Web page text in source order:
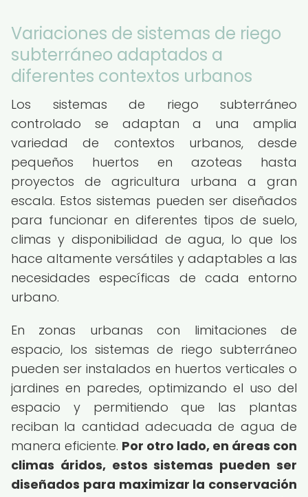
Variaciones de sistemas de riego
subterráneo adaptados a
diferentes contextos urbanos
Los sistemas de riego subterráneo
controlado se adaptan a una amplia
variedad de contextos urbanos, desde
pequeños huertos en azoteas hasta
proyectos de agricultura urbana a gran
escala. Estos sistemas pueden ser diseñados
para funcionar en diferentes tipos de suelo,
climas y disponibilidad de agua, lo que los
hace altamente versátiles y adaptables a las
necesidades específicas de cada entorno
urbano.
En zonas urbanas con limitaciones de
espacio, los sistemas de riego subterráneo
pueden ser instalados en huertos verticales o
jardines en paredes, optimizando el uso del
espacio y permitiendo que las plantas
reciban la cantidad adecuada de agua de
manera eficiente. Por otro lado, en áreas con
climas áridos, estos sistemas pueden ser
diseñados para maximizar la conservación